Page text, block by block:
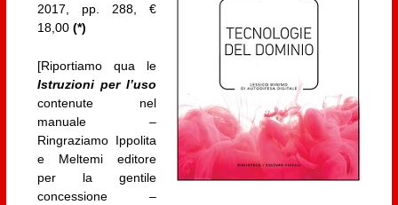
2017, pp. 288, €
18,00 (*)
[Riportiamo qua le
Istruzioni per l’uso
contenute nel
manuale –
Ringraziamo Ippolita
e Meltemi editore
per la gentile
concessione –